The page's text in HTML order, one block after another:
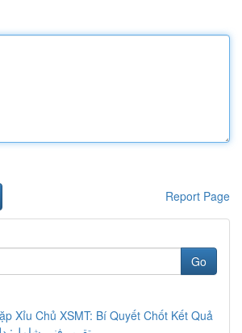
Report Page
Go
Xỉu Chủ XSMT: Bí Quyết Chốt Kết Quả